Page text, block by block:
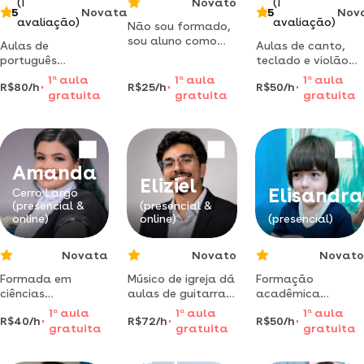
5
avaliação)
Novata
Aulas de
português
personalizadas
com foco na
comunicação! sou
letras, mestre em
linguística e com
vivência
internacional.
metodologia
dinâmica, prática
oral desde o início
e conteúdos ada
R$80/h
1 aaula
gratuita
Não sou formado,
sou aluno como
está procurando
esta aula,
simples e fácil de
entender, sem
enrolação.
conteúdo do
ensino médio e
fundamental
completo.
R$25/h
1 a aula
gratuita
5
avaliação)
Aulas de canto,
teclado e violão
em cerro largo - rs
em formação na
certificaçãoexpert
vocal - full voice
R$50/h
1 aaula
gratuita
Amanda
Cerro Largo
(presencial &
online)
Novata
Formada em
ciências
biológicas,
licenciatura.
atualmente,
R$40/h
1 aaula
gratuita
Eliziel
(presencial &
online)
Novato
Músico de igreja dá
aulas de guitarra e
violão, do zero ao
intermediário
R$72/h
1 a aula
gratuita
Elisandra
(presencial)
Novato
Formação
acadêmica
especialista :
gestão pública,
educação
R$50/h
1 aaula
gratuita